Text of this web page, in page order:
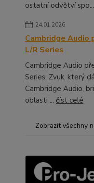
ostatní odvětví spo...
24.01.2026
Cambridge Audio
L/R Series
Cambridge Audio
Series: Zvuk, který
Cambridge Audio,
oblasti ... číst celé
Zobrazit všechny